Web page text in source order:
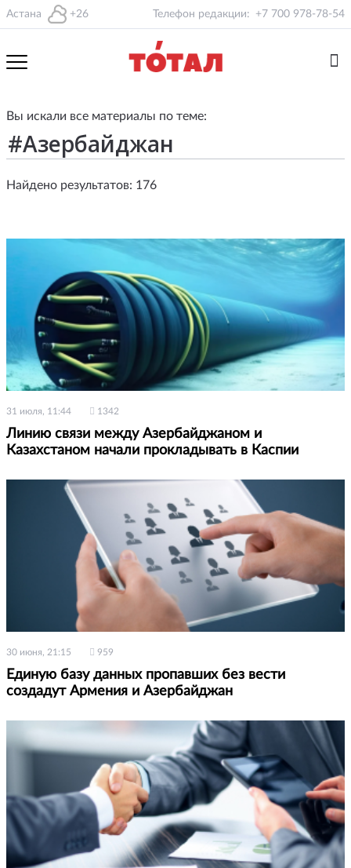
Астана +26 Телефон редакции: +7 700 978-78-54
Вы искали все материалы по теме:
Найдено результатов: 176
31 июля, 11:44 1342
Линию связи между Азербайджаном и
Казахстаном начали прокладывать в Каспии
30 июня, 21:15 959
Единую базу данных пропавших без вести
создадут Армения и Азербайджан